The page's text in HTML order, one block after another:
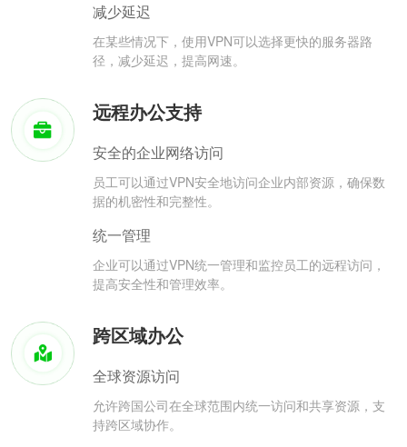
减少延迟
在某些情况下，使用VPN可以选择更快的服务器路
径，减少延迟，提高网速。
远程办公支持
安全的企业网络访问
员工可以通过VPN安全地访问企业内部资源，确保数
据的机密性和完整性。
统一管理
企业可以通过VPN统一管理和监控员工的远程访问，
提高安全性和管理效率。
跨区域办公
全球资源访问
允许跨国公司在全球范围内统一访问和共享资源，支
持跨区域协作。